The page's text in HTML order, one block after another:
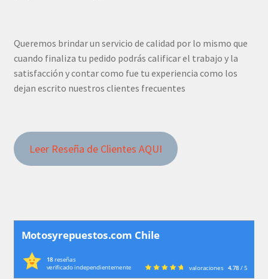
Queremos brindar un servicio de calidad por lo mismo que
cuando finaliza tu pedido podrás calificar el trabajo y la
satisfacción y contar como fue tu experiencia como los
dejan escrito nuestros clientes frecuentes
Leer Reseña de Clientes AQUI
Motosyrepuestos.com Chile
18reseñas
verificado independientemente
valoraciones 4.78/ 5